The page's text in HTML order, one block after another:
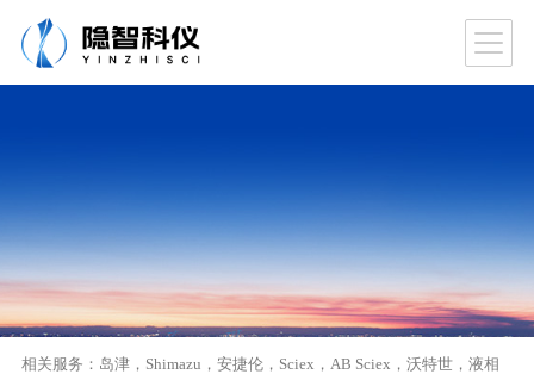
相关服务： 岛津， Shimazu ， 安捷伦， Sciex ， AB Sciex ， 沃特世， 液相